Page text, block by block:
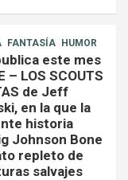
FANTASÍA HUMOR
este mes
– LOS SCOUTS
de Jeff
en la que la
historia
Johnson Bone
repleto de
salvajes